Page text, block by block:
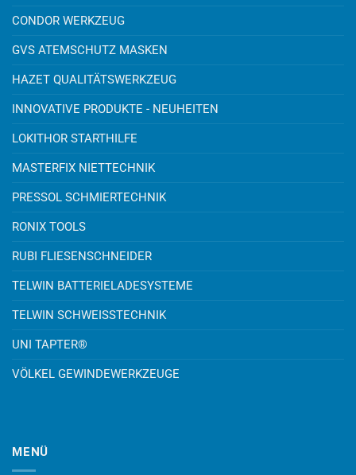
CONDOR WERKZEUG
GVS ATEMSCHUTZ MASKEN
HAZET QUALITÄTSWERKZEUG
INNOVATIVE PRODUKTE - NEUHEITEN
LOKITHOR STARTHILFE
MASTERFIX NIETTECHNIK
PRESSOL SCHMIERTECHNIK
RONIX TOOLS
RUBI FLIESENSCHNEIDER
TELWIN BATTERIELADESYSTEME
TELWIN SCHWEISSTECHNIK
UNI TAPTER®
VÖLKEL GEWINDEWERKZEUGE
MENÜ